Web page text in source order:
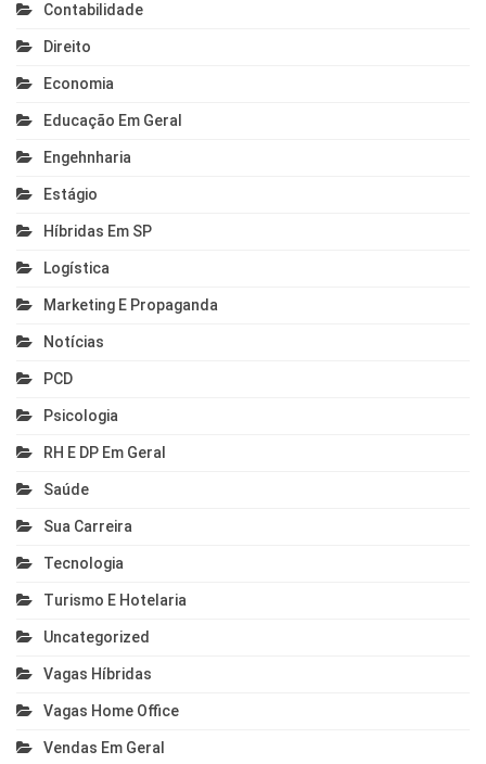
Contabilidade
Direito
Economia
Educação Em Geral
Engehnharia
Estágio
Híbridas Em SP
Logística
Marketing E Propaganda
Notícias
PCD
Psicologia
RH E DP Em Geral
Saúde
Sua Carreira
Tecnologia
Turismo E Hotelaria
Uncategorized
Vagas Híbridas
Vagas Home Office
Vendas Em Geral